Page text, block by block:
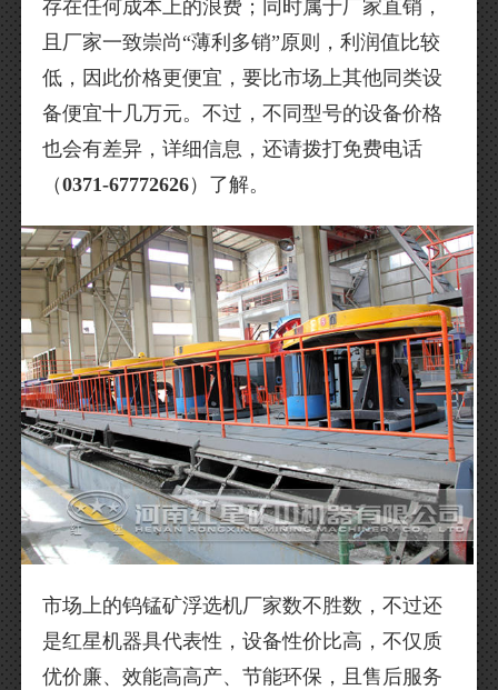
存在任何成本上的浪费；同时属于厂家直销，
且厂家一致崇尚“薄利多销”原则，利润值比较
低，因此价格更便宜，要比市场上其他同类设
备便宜十几万元。不过，不同型号的设备价格
也会有差异，详细信息，还请拨打免费电话
（0371-67772626）了解。
市场上的钨锰矿浮选机厂家数不胜数，不过还
是红星机器具代表性，设备性价比高，不仅质
优价廉、效能高高产、节能环保，且售后服务